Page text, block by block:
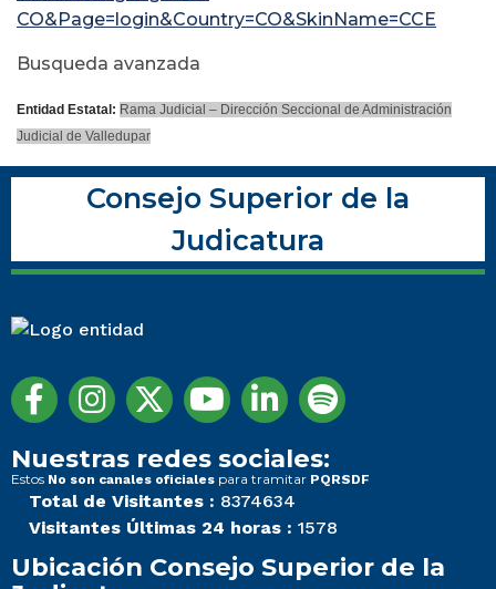
CO&Page=login&Country=CO&SkinName=CCE
Busqueda avanzada
Entidad Estatal: Rama Judicial – Dirección Seccional de Administración
Judicial de Valledupar
Consejo Superior de la
Judicatura
Nuestras redes sociales:
Estos No son canales oficiales para tramitar PQRSDF
Total de Visitantes : 8374634
Visitantes Últimas 24 horas : 1578
Ubicación Consejo Superior de la